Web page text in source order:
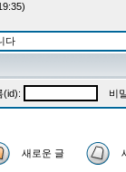
다
(id): 비
새로운 글